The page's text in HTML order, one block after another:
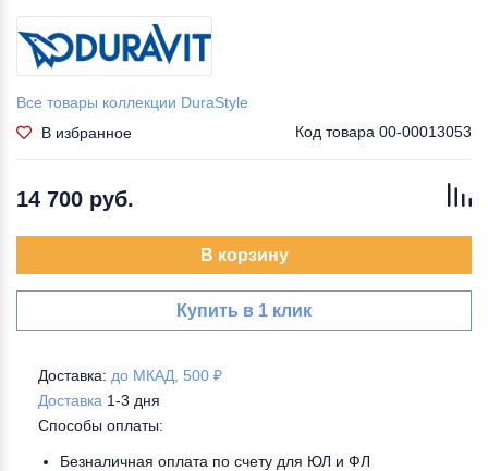
Все товары коллекции DuraStyle
В избранное
Код товара 00-00013053
14 700 руб.
В корзину
Купить в 1 клик
Доставка: до МКАД, 500 ₽
Доставка 1-3 дня
Способы оплаты:
Безналичная оплата по счету для ЮЛ и ФЛ